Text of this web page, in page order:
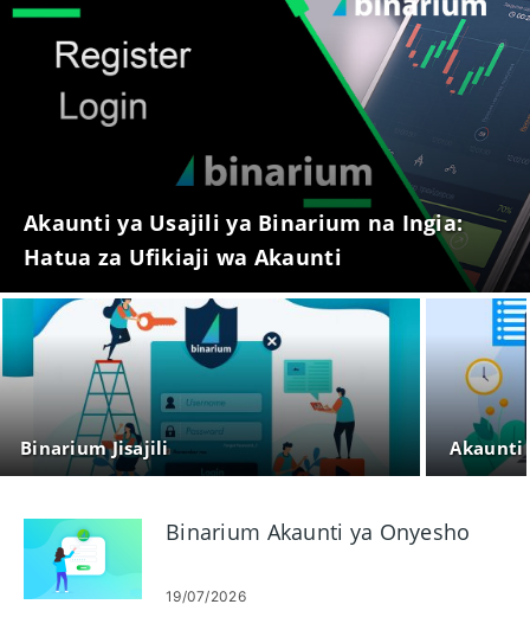
Akaunti ya Usajili ya Binarium na Ingia:
Hatua za Ufikiaji wa Akaunti
Binarium Jisajili Akaunti
Binarium Akaunti ya Onyesho
19/07/2026